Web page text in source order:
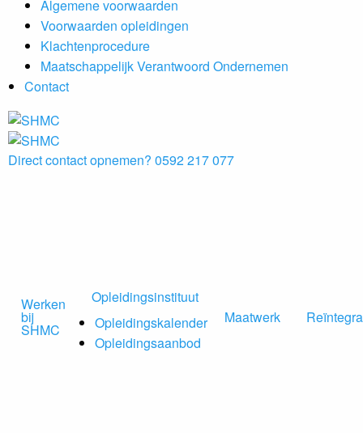
Algemene voorwaarden
Voorwaarden opleidingen
Klachtenprocedure
Maatschappelijk Verantwoord Ondernemen
Contact
Direct contact opnemen? 0592 217 077
Werken
bij
SHMC
Opleidingsinstituut
Opleidingskalender
Opleidingsaanbod
Maatwerk